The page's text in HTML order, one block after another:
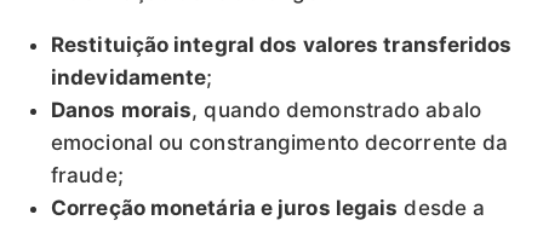
Restituição integral dos valores transferidos
indevidamente;
Danos morais, quando demonstrado abalo
emocional ou constrangimento decorrente da
fraude;
Correção monetária e juros legais desde a